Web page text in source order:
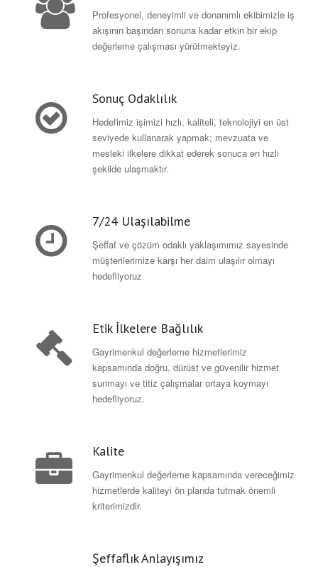
Profesyonel, deneyimli ve donanımlı ekibimizle iş
akışının başından sonuna kadar etkin bir ekip
değerleme çalışması yürütmekteyiz.
Sonuç Odaklılık
Hedefimiz işimizi hızlı, kaliteli, teknolojiyi en üst
seviyede kullanarak yapmak; mevzuata ve
mesleki ilkelere dikkat ederek sonuca en hızlı
şekilde ulaşmaktır.
7/24 Ulaşılabilme
Şeffaf ve çözüm odaklı yaklaşımımız sayesinde
müşterilerimize karşı her daim ulaşılır olmayı
hedefliyoruz
Etik İlkelere Bağlılık
Gayrimenkul değerleme hizmetlerimiz
kapsamında doğru, dürüst ve güvenilir hizmet
sunmayı ve titiz çalışmalar ortaya koymayı
hedefliyoruz.
Kalite
Gayrimenkul değerleme kapsamında vereceğimiz
hizmetlerde kaliteyi ön planda tutmak önemli
kriterimizdir.
Şeffaflık Anlayışımız